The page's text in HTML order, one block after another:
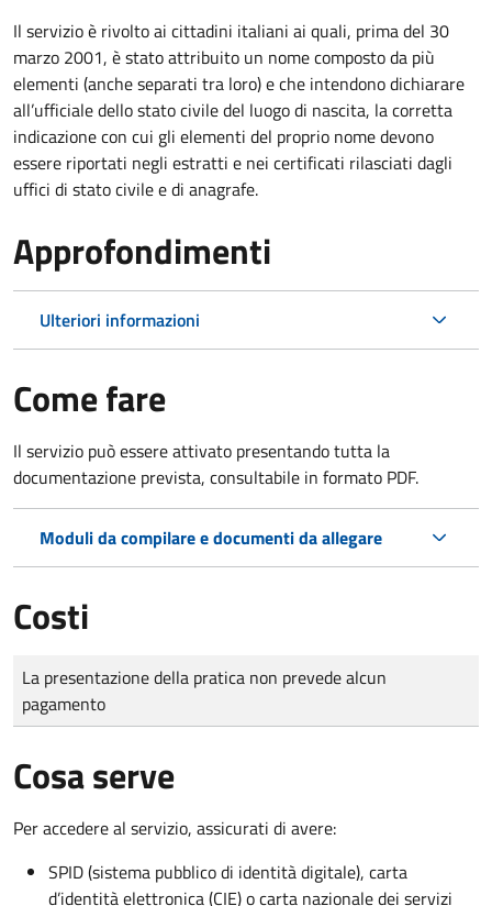
Il servizio è rivolto ai cittadini italiani ai quali, prima del 30
marzo 2001, è stato attribuito un nome composto da più
elementi (anche separati tra loro) e che intendono dichiarare
all’ufficiale dello stato civile del luogo di nascita, la corretta
indicazione con cui gli elementi del proprio nome devono
essere riportati negli estratti e nei certificati rilasciati dagli
uffici di stato civile e di anagrafe.
Approfondimenti
Ulteriori informazioni
Come fare
Il servizio può essere attivato presentando tutta la
documentazione prevista, consultabile in formato PDF.
Moduli da compilare e documenti da allegare
Costi
Tipo di pagamento
Importo
La presentazione della pratica non prevede alcun
pagamento
Cosa serve
Per accedere al servizio, assicurati di avere:
SPID (sistema pubblico di identità digitale), carta
d’identità elettronica (CIE) o carta nazionale dei servizi